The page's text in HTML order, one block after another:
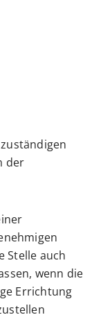
der
Stelle auch
wenn die
Errichtung